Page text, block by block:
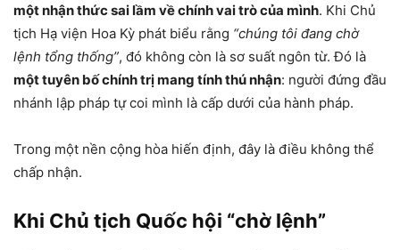
một nhận thức sai lầm về chính vai trò của mình. Khi Chủ
tịch Hạ viện Hoa Kỳ phát biểu rằng “chúng tôi đang chờ
lệnh tổng thống”, đó không còn là sơ suất ngôn từ. Đó là
một tuyên bố chính trị mang tính thú nhận: người đứng đầu
nhánh lập pháp tự coi mình là cấp dưới của hành pháp.
Trong một nền cộng hòa hiến định, đây là điều không thể
chấp nhận.
Khi Chủ tịch Quốc hội “chờ lệnh”